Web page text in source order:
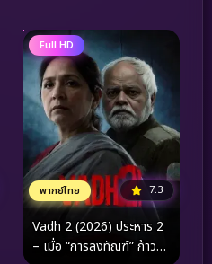
Full HD
พากย์ไทย 7.3
Vadh 2 (2026) ประหาร 2
– เมื่อ “การลงทัณฑ์” ก้าว